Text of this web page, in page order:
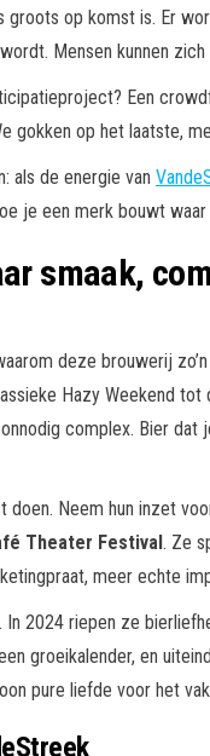
op komst is. Er
Mensen kunnen
Een
gokken op het laatste,
als de energie van
je een merk bouwt
smaak,
deze brouwerij
Hazy Weekend
complex. Bier
doen. Neem hun inzet
Theater Festival. Ze
meer echte
In 2024 riepen ze
groeikalender, en
pure liefde voor het